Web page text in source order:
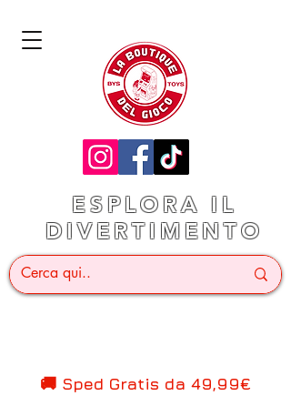
ESPLORA IL
DIVERTIMENTO
🚚 Sped Gratis da 49,99€